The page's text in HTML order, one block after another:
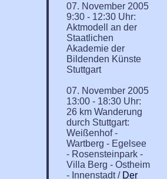
07. November 2005
9:30 - 12:30 Uhr:
Aktmodell an der
Staatlichen
Akademie der
Bildenden Künste
Stuttgart
07. November 2005
13:00 - 18:30 Uhr:
26 km Wanderung
durch Stuttgart:
Weißenhof -
Wartberg - Egelsee
- Rosensteinpark -
Villa Berg - Ostheim
- Innenstadt / Der